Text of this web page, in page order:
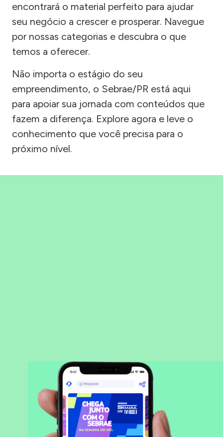
encontrará o material perfeito para ajudar
seu negócio a crescer e prosperar. Navegue
por nossas categorias e descubra o que
temos a oferecer.
Não importa o estágio do seu
empreendimento, o Sebrae/PR está aqui
para apoiar sua jornada com conteúdos que
fazem a diferença. Explore agora e leve o
conhecimento que você precisa para o
próximo nível.